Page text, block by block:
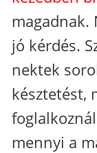
magadnak.
jó kérdés.
nektek
késztetést,
mennyi a